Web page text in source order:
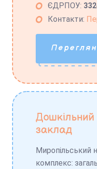
ЄДРПОУ:
Контакти:
заклад
Миропільський
комплекс: